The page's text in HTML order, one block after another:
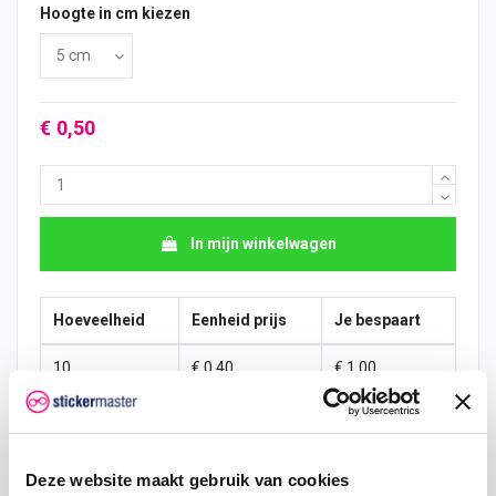
Deze website maakt gebruik van cookies
Hoogte in cm kiezen
€ 0,50
In mijn winkelwagen
Hoeveelheid Eenheid prijs Je bespaart
10 € 0,40 € 1,00
15 € 2,25